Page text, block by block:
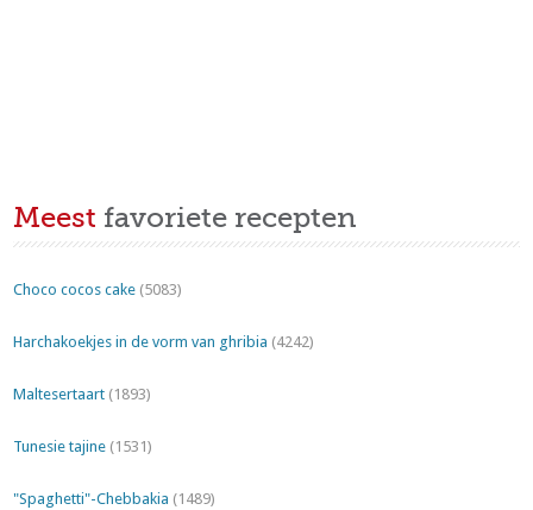
Meest favoriete recepten
Choco cocos cake (5083)
Harchakoekjes in de vorm van ghribia (4242)
Maltesertaart (1893)
Tunesie tajine (1531)
"Spaghetti"-Chebbakia (1489)